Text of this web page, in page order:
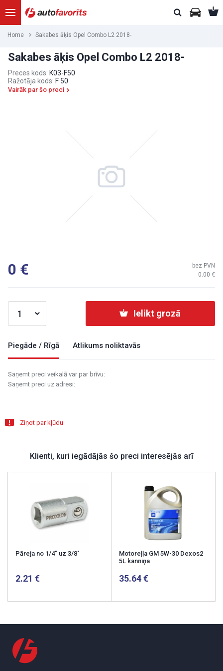
Home Sakabes āķis Opel Combo L2 2018-
Sakabes āķis Opel Combo L2 2018-
Preces kods: K03-F50
Ražotāja kods: F 50
Vairāk par šo preci
0 0.00
bez PVN
Ielikt grozā
Piegāde / Rīgā Atlikums noliktavās
Saņemt preci veikalā var par brīvu:
Saņemt preci uz adresi:
Ziņot par kļūdu
Klienti, kuri iegādājās šo preci interesējās arī
Pāreja no 1/4" uz 3/8"
2.21
Motoreļļa GM 5W-30 Dexos2
5L kanniņa
35.64